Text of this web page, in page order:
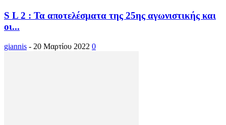
S L 2 : Τα αποτελέσματα της 25ης αγωνιστικής και
οι...
giannis - 20 Μαρτίου 2022 0